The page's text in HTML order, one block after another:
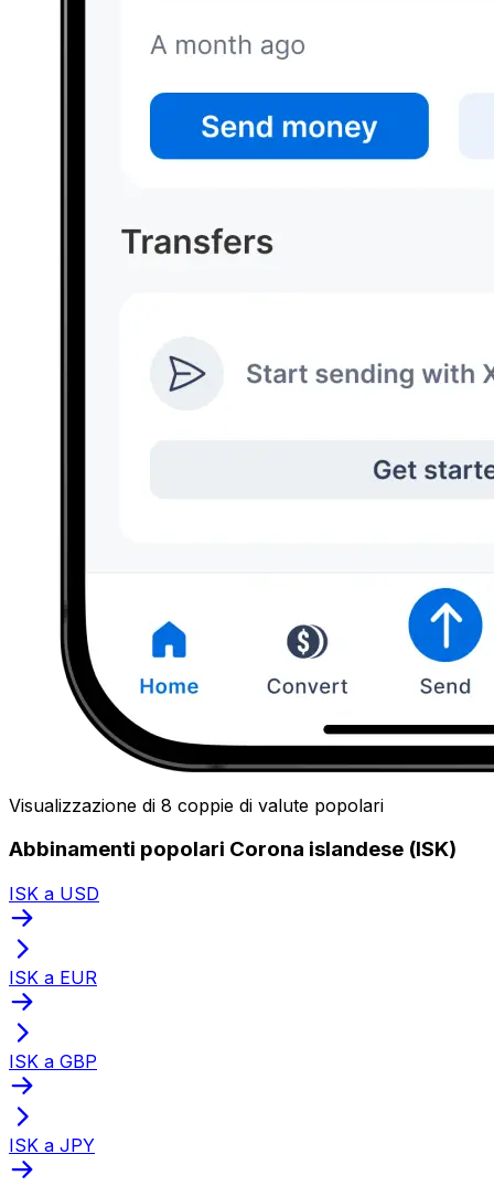
Visualizzazione di 8 coppie di valute popolari
Abbinamenti popolari Corona islandese (ISK)
ISK a USD
ISK a EUR
ISK a GBP
ISK a JPY